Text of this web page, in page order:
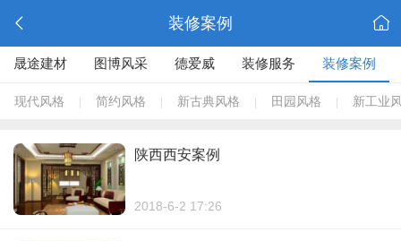
装修案例
晟途建材 图博风采 德爱威 装修服务 装修案例
现代风格 简约风格 新古典风格 田园风格 新工业
陕西西安案例
2018-6-2 17:26